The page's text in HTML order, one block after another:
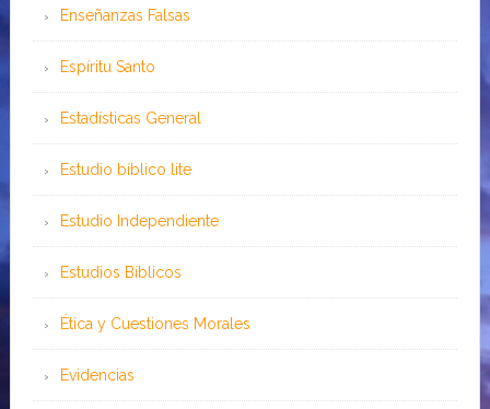
Enseñanzas Falsas
Espíritu Santo
Estadísticas General
Estudio bíblico lite
Estudio Independiente
Estudios Bíblicos
Ética y Cuestiones Morales
Evidencias